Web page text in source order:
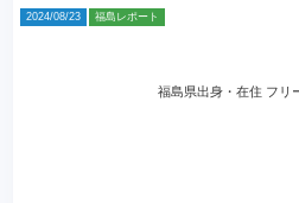
2024/08/23 福島レポート
福島県出身・在住 フリ